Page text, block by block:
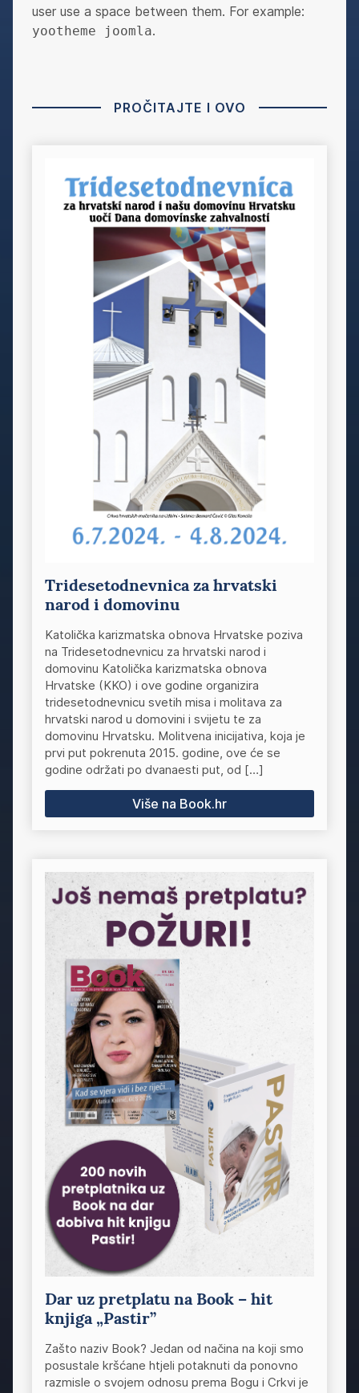
user use a space between them. For example:
yootheme joomla.
PROČITAJTE I OVO
Tridesetodnevnica za hrvatski
narod i domovinu
Katolička karizmatska obnova Hrvatske poziva
na Tridesetodnevnicu za hrvatski narod i
domovinu Katolička karizmatska obnova
Hrvatske (KKO) i ove godine organizira
tridesetodnevnicu svetih misa i molitava za
hrvatski narod u domovini i svijetu te za
domovinu Hrvatsku. Molitvena inicijativa, koja je
prvi put pokrenuta 2015. godine, ove će se
godine održati po dvanaesti put, od […]
Više na Book.hr
Dar uz pretplatu na Book – hit
knjiga „Pastir”
Zašto naziv Book? Jedan od načina na koji smo
posustale kršćane htjeli potaknuti da ponovno
razmisle o svojem odnosu prema Bogu i Crkvi je